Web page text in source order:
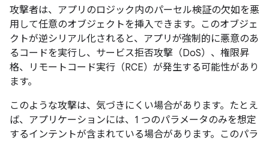
攻撃者は、アプリのロジック内のパーセル検証の欠如を悪
用して任意のオブジェクトを挿入できます。このオブジェ
クトが逆シリアル化されると、アプリが強制的に悪意のあ
るコードを実行し、サービス拒否攻撃（DoS）、権限昇
格、リモートコード実行（RCE）が発生する可能性があり
ます。
このような攻撃は、気づきにくい場合があります。たとえ
ば、アプリケーションには、1 つのパラメータのみを想定
するインテントが含まれている場合があります。このパラ